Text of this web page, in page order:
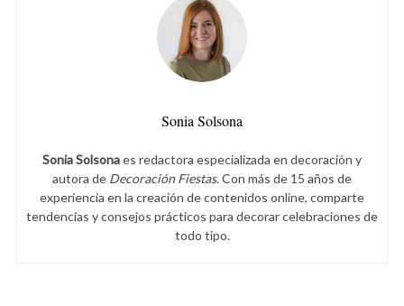
Sonia Solsona
Sonia Solsonaes redactora especializada en decoración y
autora de Decoración Fiestas. Con más de 15 años de
experiencia en la creación de contenidos online, comparte
tendencias y consejos prácticos para decorar celebraciones de
todo tipo.